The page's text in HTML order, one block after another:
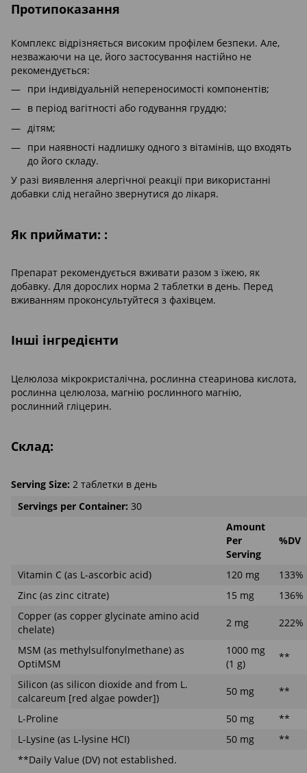
Протипоказання
Комплекс відрізняється високим профілем безпеки. Але,
незважаючи на це, його застосування настійно не
рекомендується:
при індивідуальній непереносимості компонентів;
в період вагітності або годування груддю;
дітям;
при наявності надлишку одного з вітамінів, що входять
до його складу.
У разі виявлення алергічної реакції при використанні
добавки слід негайно звернутися до лікаря.
Як приймати: :
Препарат рекомендується вживати разом з їжею, як
добавку. Для дорослих норма 2 таблетки в день. Перед
вживанням проконсультуйтеся з фахівцем.
Інші інгредієнти
Целюлоза мікрокристалічна, рослинна стеаринова кислота,
рослинна целюлоза, магнію рослинного магнію,
рослинний гліцерин.
Склад:
Serving Size: 2 таблетки в день
Servings per Container: 30
Amount
Per
Serving
%DV
Vitamin C (as L-ascorbic acid) 120 mg
133%
Zinc (as zinc citrate)
15 mg
136%
Copper (as copper glycinate amino acid
chelate)
2 mg 222%
MSM (as methylsulfonylmethane) as
OptiMSM
1000 mg
(1 g)
**
Silicon (as silicon dioxide and from L.
calcareum [red algae powder])
50 mg **
L-Proline 50 mg
**
L-Lysine (as L-lysine HCI)
50 mg
**
**Daily Value (DV) not established.